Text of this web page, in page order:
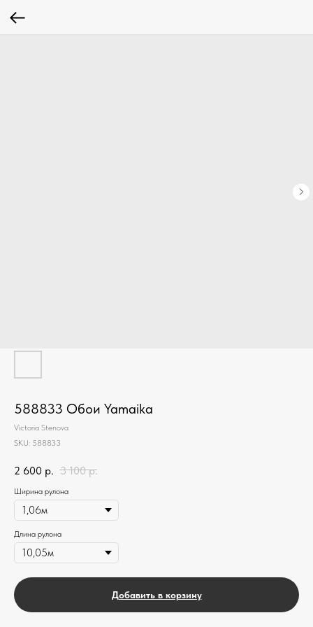
588833 Обои Yamaika
Victoria Stenova
SKU: 588833
2 600 р. 3 100 р.
Ширина рулона
Длина рулона
Добавить в корзину